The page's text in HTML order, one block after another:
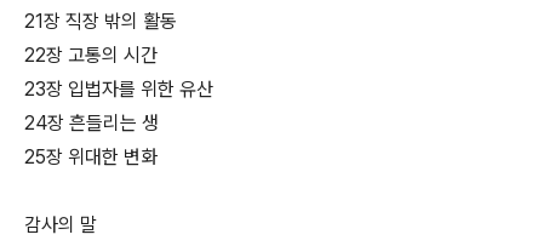
21장 직장 밖의 활동
22장 고통의 시간
23장 입법자를 위한 유산
24장 흔들리는 생
25장 위대한 변화
감사의 말